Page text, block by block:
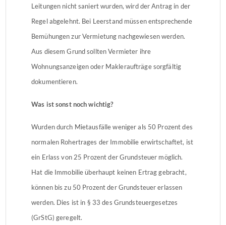
Leitungen nicht saniert wurden, wird der Antrag in der
Regel abgelehnt. Bei Leerstand müssen entsprechende
Bemühungen zur Vermietung nachgewiesen werden.
Aus diesem Grund sollten Vermieter ihre
Wohnungsanzeigen oder Makleraufträge sorgfältig
dokumentieren.
Was ist sonst noch wichtig?
Wurden durch Mietausfälle weniger als 50 Prozent des
normalen Rohertrages der Immobilie erwirtschaftet, ist
ein Erlass von 25 Prozent der Grundsteuer möglich.
Hat die Immobilie überhaupt keinen Ertrag gebracht,
können bis zu 50 Prozent der Grundsteuer erlassen
werden. Dies ist in § 33 des Grundsteuergesetzes
(GrStG) geregelt.